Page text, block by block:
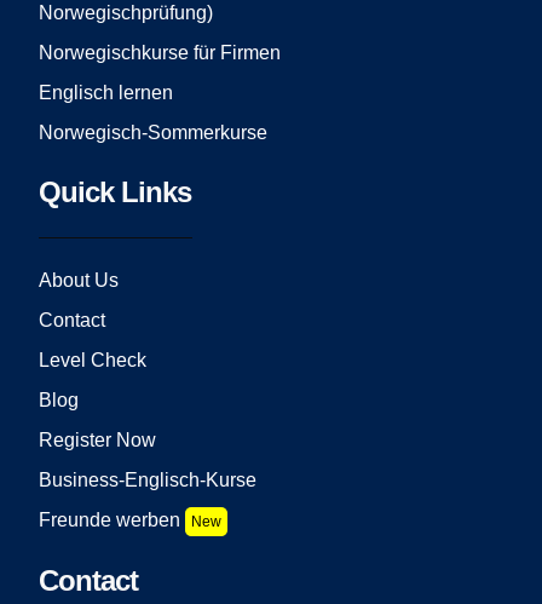
Norwegischprüfung)
Norwegischkurse für Firmen
Englisch lernen
Norwegisch-Sommerkurse
Quick Links
About Us
Contact
Level Check
Blog
Register Now
Business-Englisch-Kurse
Freunde werben
New
Contact